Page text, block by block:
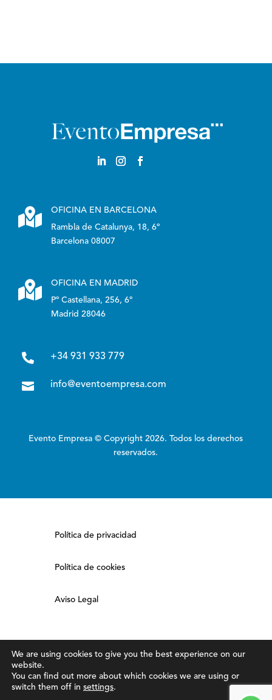

OFICINA EN BARCELONA
Rambla de Catalunya, 18, 6º
Barcelona 08007

OFICINA EN MADRID
Pº Castellana, 256, 6º
Madrid 28046
 +34 931 933 779
 info@eventoempresa.com
Evento Empresa © Copyright 2026. Todos los derechos
reservados.
Política de privacidad
Política de cookies
Aviso Legal
We are using cookies to give you the best experience on our
website.
You can find out more about which cookies we are using or
switch them off in settings.